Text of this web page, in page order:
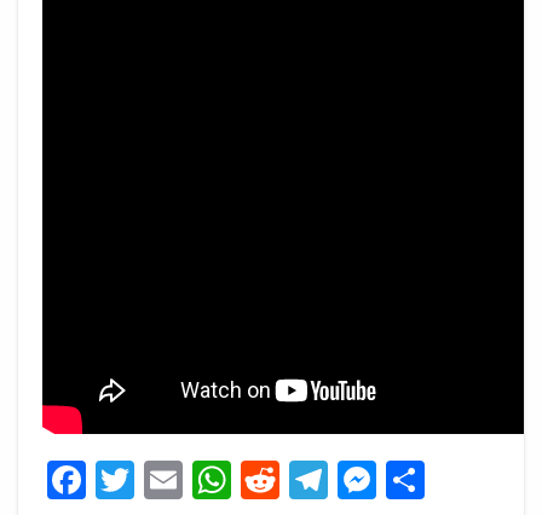
Facebook
Twitter
EmailWhatsApp
Reddit
Telegram